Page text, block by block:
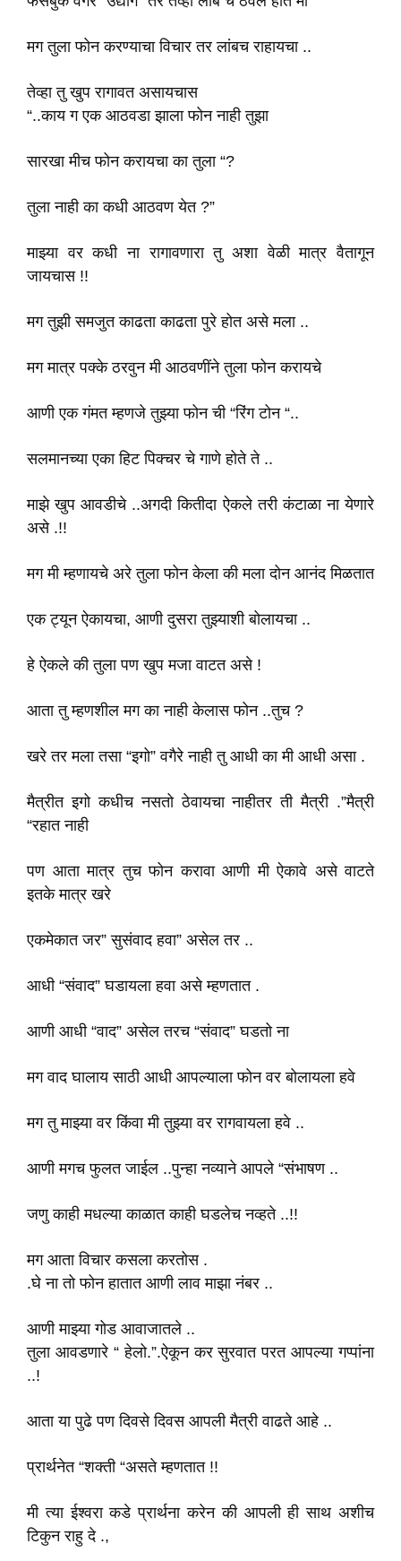
मग तुला फोन करण्याचा विचार तर लांबच राहायचा ..
तेव्हा तु खुप रागावत असायचास
“..काय ग एक आठवडा झाला फोन नाही तुझा
सारखा मीच फोन करायचा का तुला “?
तुला नाही का कधी आठवण येत ?”
माझ्या वर कधी ना रागावणारा तु अशा वेळी मात्र वैतागून
जायचास !!
मग तुझी समजुत काढता काढता पुरे होत असे मला ..
मग मात्र पक्के ठरवुन मी आठवणींने तुला फोन करायचे
आणी एक गंमत म्हणजे तुझ्या फोन ची “रिंग टोन “..
सलमानच्या एका हिट पिक्चर चे गाणे होते ते ..
माझे खुप आवडीचे ..अगदी कितीदा ऐकले तरी कंटाळा ना येणारे
असे .!!
मग मी म्हणायचे अरे तुला फोन केला की मला दोन आनंद मिळतात
एक ट्यून ऐकायचा, आणी दुसरा तुझ्याशी बोलायचा ..
हे ऐकले की तुला पण खुप मजा वाटत असे !
आता तु म्हणशील मग का नाही केलास फोन ..तुच ?
खरे तर मला तसा “इगो” वगैरे नाही तु आधी का मी आधी असा .
मैत्रीत इगो कधीच नसतो ठेवायचा नाहीतर ती मैत्री .”मैत्री
“रहात नाही
पण आता मात्र तुच फोन करावा आणी मी ऐकावे असे वाटते
इतके मात्र खरे
एकमेकात जर” सुसंवाद हवा” असेल तर ..
आधी “संवाद” घडायला हवा असे म्हणतात .
आणी आधी “वाद” असेल तरच “संवाद” घडतो ना
मग वाद घालाय साठी आधी आपल्याला फोन वर बोलायला हवे
मग तु माझ्या वर किंवा मी तुझ्या वर रागवायला हवे ..
आणी मगच फुलत जाईल ..पुन्हा नव्याने आपले “संभाषण ..
जणु काही मधल्या काळात काही घडलेच नव्हते ..!!
मग आता विचार कसला करतोस .
.घे ना तो फोन हातात आणी लाव माझा नंबर ..
आणी माझ्या गोड आवाजातले ..
तुला आवडणारे “ हेलो.”.ऐकून कर सुरवात परत आपल्या गप्पांना
..!
आता या पुढे पण दिवसे दिवस आपली मैत्री वाढते आहे ..
प्रार्थनेत “शक्ती “असते म्हणतात !!
मी त्या ईश्वरा कडे प्रार्थना करेन की आपली ही साथ अशीच
टिकुन राहु दे .,